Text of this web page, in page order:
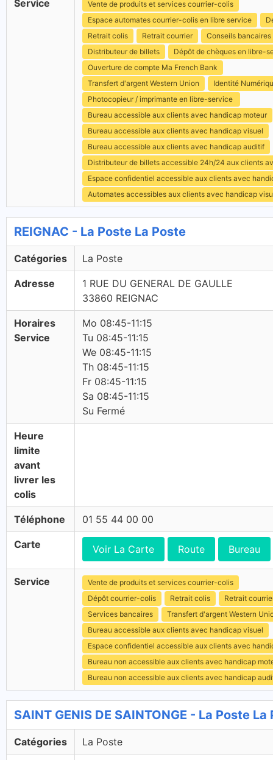
Service
Vente de produits et services courrier-colis
Espace automates courrier-colis en libre service
Retrait colis
Retrait courrier
Conseils bancaires
Distributeur de billets
Dépôt de chèques en libre-
Ouverture de compte Ma French Bank
Transfert d'argent Western Union
Identité
Photocopieur / imprimante en libre-service
Bureau accessible aux clients avec handicap moteur
Bureau accessible aux clients avec handicap visuel
Bureau accessible aux clients avec handicap auditif
Distributeur de billets accessible 24h/24 aux clients
Espace confidentiel accessible aux clients avec
Automates accessibles aux clients avec handicap
REIGNAC - La Poste La Poste
Catégories La Poste
Adresse
1 RUE DU GENERAL DE GAULLE
33860 REIGNAC
Horaires
Service
Mo 08:45-11:15
Tu 08:45-11:15
We 08:45-11:15
Th 08:45-11:15
Fr 08:45-11:15
Sa 08:45-11:15
Su Fermé
Heure
limite
avant
livrer les
colis
Téléphone 01 55 44 00 00
Carte Voir La Carte Route Bureau
Service
Vente de produits et services courrier-colis
Dépôt courrier-colis
Retrait colis
Retrait
Services bancaires
Transfert d'argent Western
Bureau accessible aux clients avec handicap visuel
Espace confidentiel accessible aux clients avec
Bureau non accessible aux clients avec handicap
Bureau non accessible aux clients avec handicap
SAINT GENIS DE SAINTONGE - La Poste La
Catégories La Poste